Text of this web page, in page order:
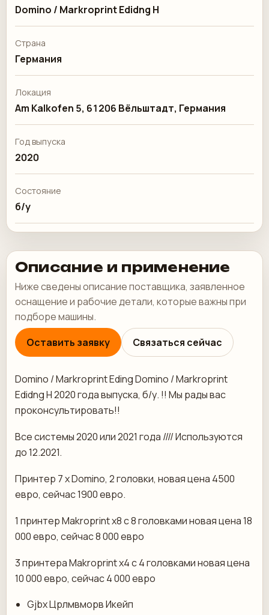
Domino / Markroprint Edidng H
Страна
Германия
Локация
Am Kalkofen 5, 61206 Вёльштадт, Германия
Год выпуска
2020
Состояние
б/у
Описание и применение
Ниже сведены описание поставщика, заявленное
оснащение и рабочие детали, которые важны при
подборе машины.
Оставить заявку
Связаться сейчас
Domino / Markroprint Eding Domino / Markroprint
Edidng H 2020 года выпуска, б/у. !! Мы рады вас
проконсультировать!!
Все системы 2020 или 2021 года //// Используются
до 12.2021.
Принтер 7 x Domino, 2 головки, новая цена 4500
евро, сейчас 1900 евро.
1 принтер Makroprint x8 с 8 головками новая цена 18
000 евро, сейчас 8 000 евро
3 принтера Makroprint x4 с 4 головками новая цена
10 000 евро, сейчас 4 000 евро
Gjbx Црлмвморв Икейп